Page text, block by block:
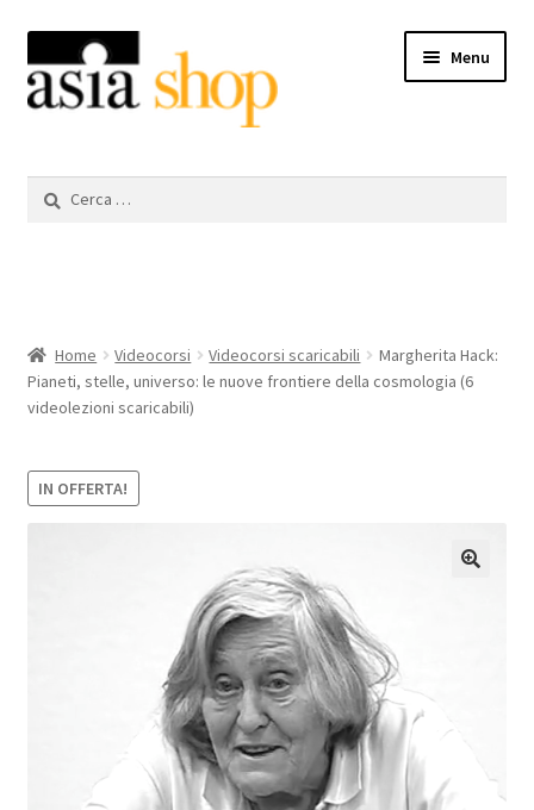
alla
navigazione
al
contenuto
Menu
Il mio account
il
Aiuto
Home Videocorsi Videocorsi scaricabili
Margherita Hack:
Pianeti, stelle, universo: le nuove frontiere della cosmologia (6
videolezioni scaricabili)
IN OFFERTA!